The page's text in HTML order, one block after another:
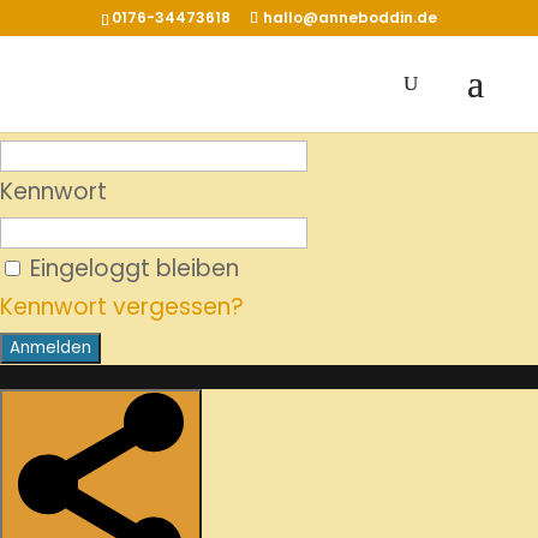
0176-34473618 hallo@anneboddin.de
Kennwort
Eingeloggt bleiben
Kennwort vergessen?